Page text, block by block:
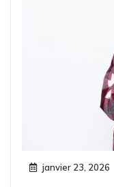
janvier 23, 2026